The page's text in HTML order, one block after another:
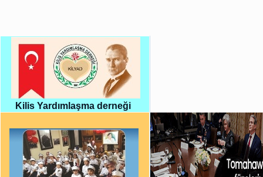
Kilis Yardımlaşma derneği